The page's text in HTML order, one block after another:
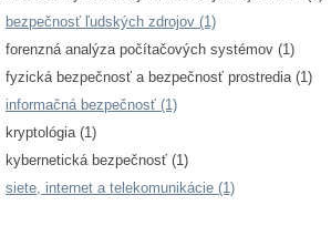
bezpečnosť ľudských zdrojov (1)
forenzná analýza počítačových systémov (1)
fyzická bezpečnosť a bezpečnosť prostredia (1)
informačná bezpečnosť (1)
kryptológia (1)
kybernetická bezpečnosť (1)
siete, internet a telekomunikácie (1)